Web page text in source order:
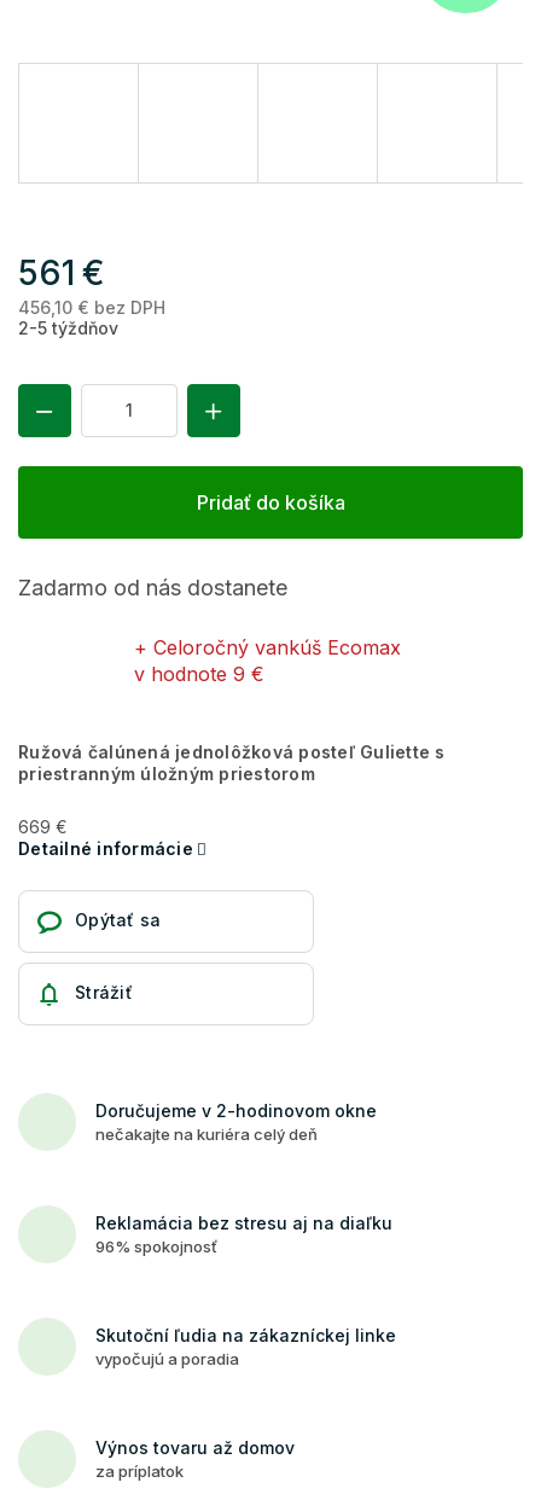
561 €
456,10 € bez DPH
2-5 týždňov
Pridať do košíka
Zadarmo od nás dostanete
+ Celoročný vankúš Ecomax
v hodnote 9 €
Ružová čalúnená jednolôžková posteľ Guliette s
priestranným úložným priestorom
669 €
Detailné informácie
Opýtať sa
Strážiť
Doručujeme v 2-hodinovom okne
nečakajte na kuriéra celý deň
Reklamácia bez stresu aj na diaľku
96% spokojnosť
Skutoční ľudia na zákazníckej linke
vypočujú a poradia
Výnos tovaru až domov
za príplatok